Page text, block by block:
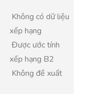
Không có dữ liệu
xếp hạng
Được ước tính
xếp hạng B2
Không đề xuất